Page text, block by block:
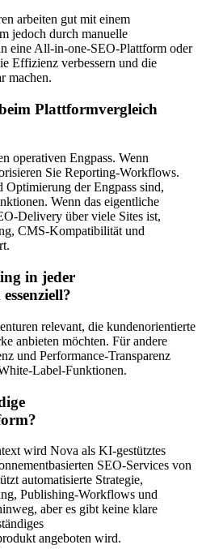
arbeiten gut mit einem
jedoch durch manuelle
eine All‑in‑one‑SEO‑Plattform oder
Effizienz verbessern und die
machen.
Plattformvergleich
operativen Engpass. Wenn
Sie Reporting‑Workflows.
Optimierung der Engpass sind,
Wenn das eigentliche
über viele Sites ist,
CMS‑Kompatibilität und
in jeder
relevant, die kundenorientierte
anbieten möchten. Für andere
und Performance‑Transparenz
wird Nova als KI‑gestütztes
SEO‑Services von
automatisierte Strategie,
Publishing‑Workflows und
aber es gibt keine klare
angeboten wird.